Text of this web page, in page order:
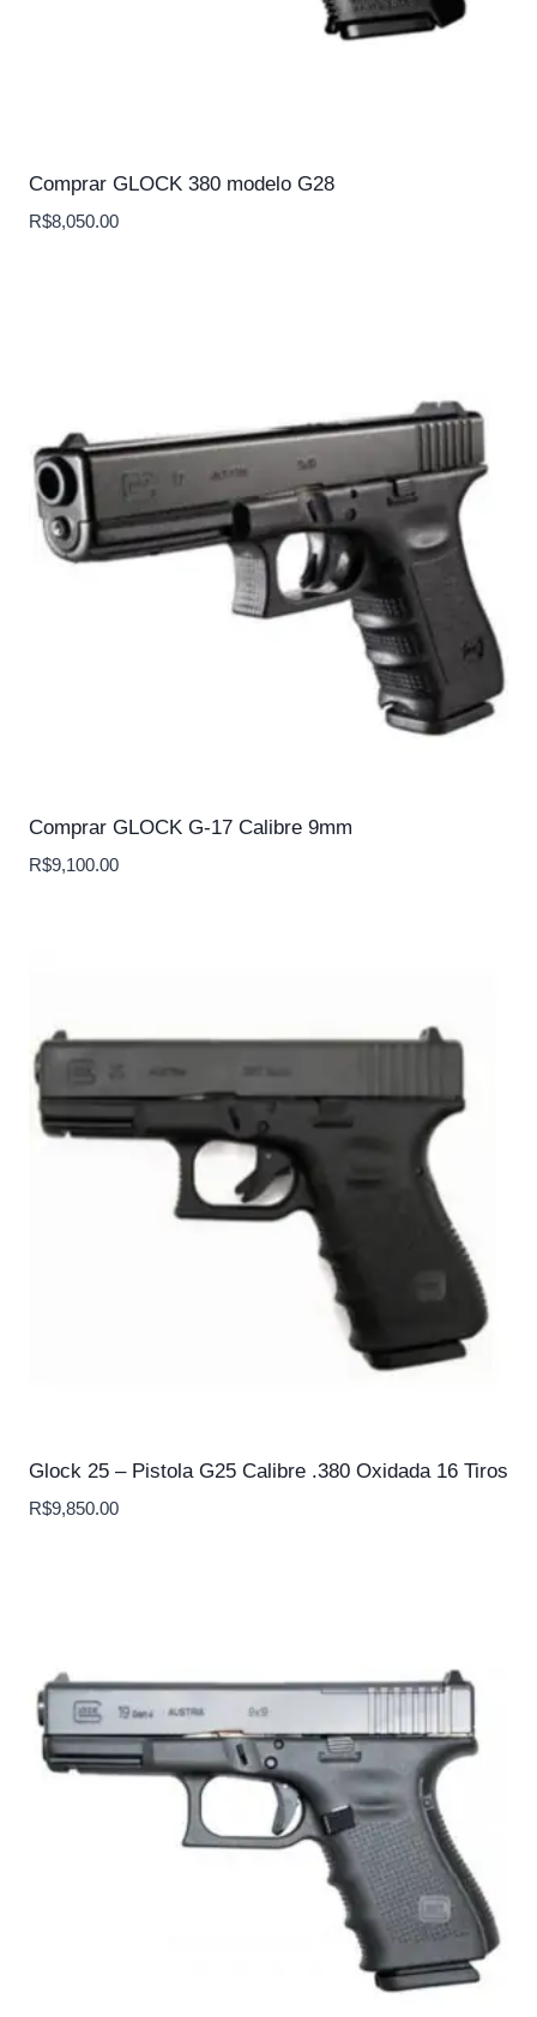
Comprar GLOCK 380 modelo G28
R$8,050.00
Comprar GLOCK G-17 Calibre 9mm
R$9,100.00
Glock 25 – Pistola G25 Calibre .380 Oxidada 16 Tiros
R$9,850.00